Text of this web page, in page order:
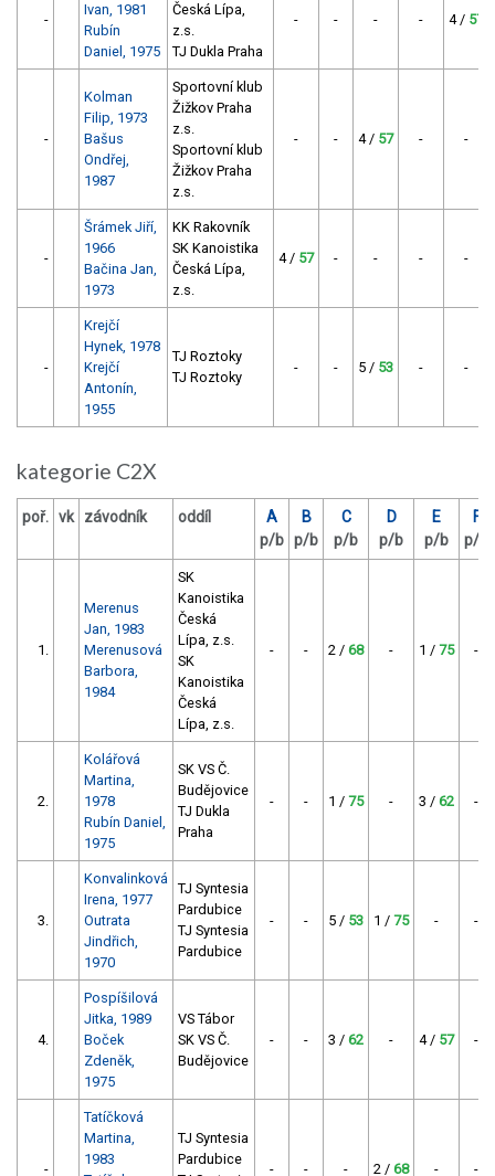
-
Ivan, 1981
Rubín
Daniel, 1975
Česká Lípa,
z.s.
TJ Dukla Praha
- - - - 4 / 57
-
Kolman
Filip, 1973
Bašus
Ondřej,
1987
Sportovní klub
Žižkov Praha
z.s.
Sportovní klub
Žižkov Praha
z.s.
- - 4 / 57 - -
-
Šrámek Jiří,
1966
Bačina Jan,
1973
KK Rakovník
SK Kanoistika
Česká Lípa,
z.s.
4 / 57 - - - -
-
Krejčí
Hynek, 1978
Krejčí
Antonín,
1955
TJ Roztoky
TJ Roztoky
- - 5 / 53 - -
kategorie C2X
poř. vk závodník oddíl
A
p/b
B
p/b
C
p/b
D
p/b
E
p/b
F
p/b
1.
Merenus
Jan, 1983
Merenusová
Barbora,
1984
SK
Kanoistika
Česká
Lípa, z.s.
SK
Kanoistika
Česká
Lípa, z.s.
- - 2 / 68 - 1 / 75 -
2.
Kolářová
Martina,
1978
Rubín Daniel,
1975
SK VS Č.
Budějovice
TJ Dukla
Praha
- - 1 / 75 - 3 / 62 -
3.
Konvalinková
Irena, 1977
Outrata
Jindřich,
1970
TJ Syntesia
Pardubice
TJ Syntesia
Pardubice
- - 5 / 53 1 / 75 - -
4.
Pospíšilová
Jitka, 1989
Boček
Zdeněk,
1975
VS Tábor
SK VS Č.
Budějovice
- - 3 / 62 - 4 / 57 -
-
Tatíčková
Martina,
1983
TJ Syntesia
Pardubice
- - - 2 / 68 - -